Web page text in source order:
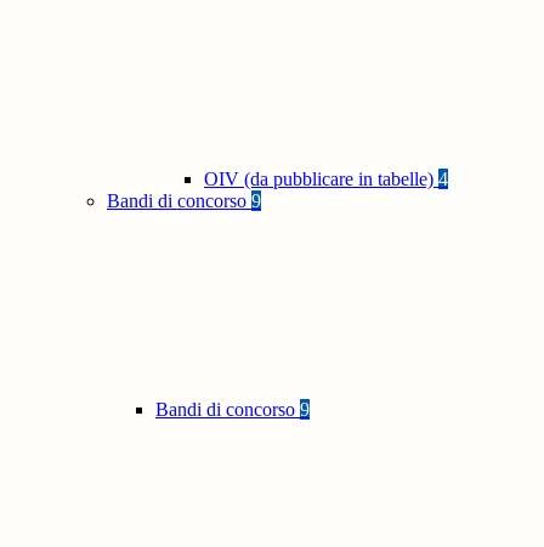
OIV (da pubblicare in tabelle) 4
Bandi di concorso 9
Bandi di concorso 9